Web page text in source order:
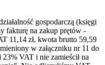
gospodarczą (księgi
fakturę na zakup prętów -
11,14 zł, kwota brutto 59,59
w załączniku nr 11 do
VAT i nie zamieścił na